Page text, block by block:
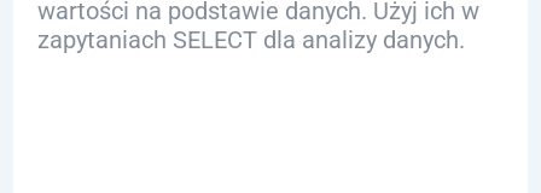
wartości na podstawie danych. Użyj ich w
zapytaniach SELECT dla analizy danych.